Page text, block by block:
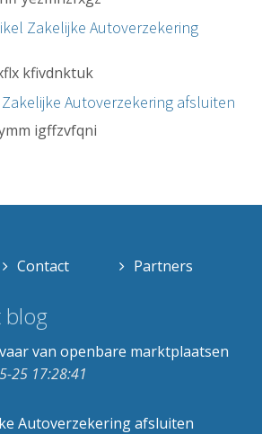
Zakelijke Autoverzekering
kfivdnktuk
Zakelijke Autoverzekering afsluiten
igffzvfqni
Contact Partners
blog
van openbare marktplaatsen
25 17:28:41
Autoverzekering afsluiten